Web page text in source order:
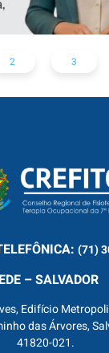
2 3
(71)
– SALVADOR
Edifício
das Árvores,
41820-021.